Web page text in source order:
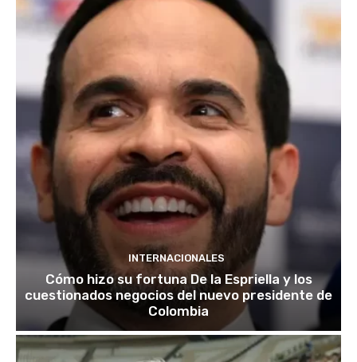
INTERNACIONALES
Cómo hizo su fortuna De la Espriella y los
cuestionados negocios del nuevo presidente de
Colombia